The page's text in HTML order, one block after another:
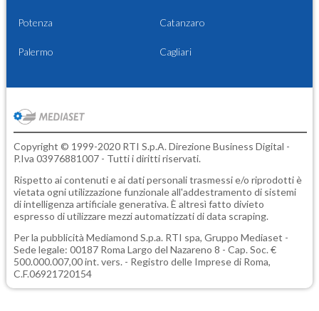
Potenza Catanzaro
Palermo Cagliari
Copyright © 1999-2020 RTI S.p.A. Direzione Business Digital -
P.Iva 03976881007 - Tutti i diritti riservati.
Rispetto ai contenuti e ai dati personali trasmessi e/o riprodotti è
vietata ogni utilizzazione funzionale all'addestramento di sistemi
di intelligenza artificiale generativa. È altresì fatto divieto
espresso di utilizzare mezzi automatizzati di data scraping.
Per la pubblicità Mediamond S.p.a. RTI spa, Gruppo Mediaset -
Sede legale: 00187 Roma Largo del Nazareno 8 - Cap. Soc. €
500.000.007,00 int. vers. - Registro delle Imprese di Roma,
C.F.06921720154